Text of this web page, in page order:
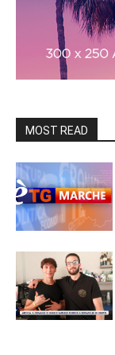
MOST READ